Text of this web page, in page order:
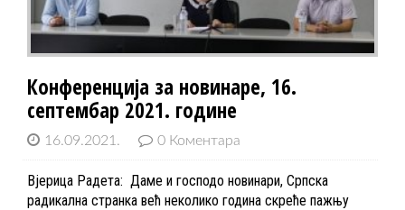
Конференција за новинаре, 16.
септембар 2021. године
16.09.2021. 0 Коментара
Вјерица Радета: Даме и господо новинари, Српска
радикална странка већ неколико година скреће пажњу